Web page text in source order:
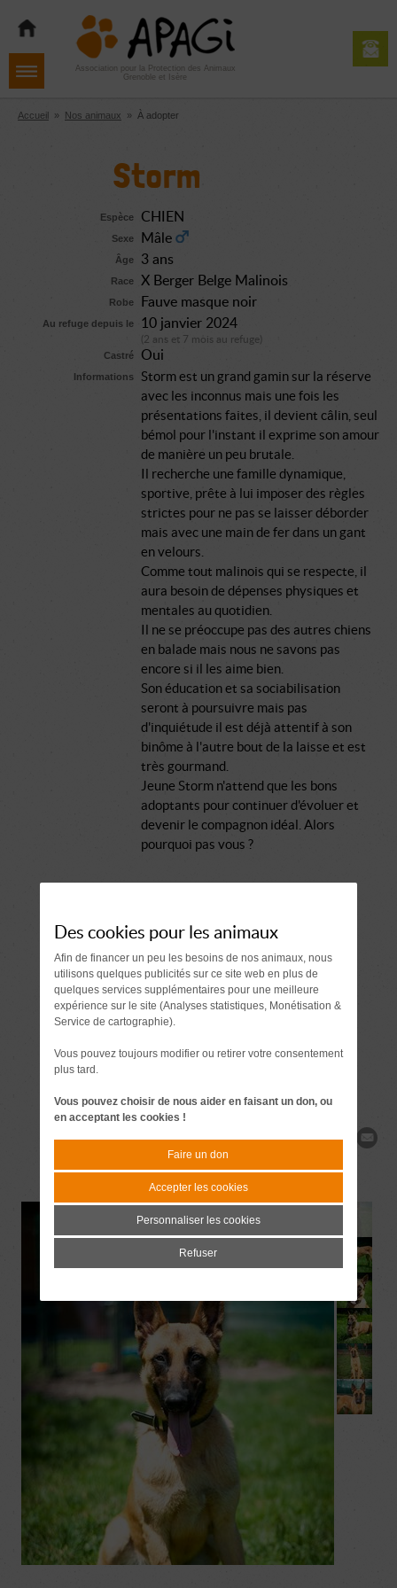
navigation
contenu
Aller
pied
de
Association pour la Protection des Animaux
Grenoble et Isère
Accueil » Nos animaux » À adopter
Storm
Espèce CHIEN
Sexe Mâle
Âge 3 ans
Race X Berger Belge Malinois
Robe Fauve masque noir
Au refuge depuis le 10 janvier 2024
(2 ans et 7 mois au refuge)
Castré
Oui
Informations
Storm est un grand gamin sur la réserve
avec les inconnus mais une fois les
présentations faites, il devient câlin, seul
bémol pour l'instant il exprime son amour
de manière un peu brutale.
Il recherche une famille dynamique,
sportive, prête à lui imposer des règles
strictes pour ne pas se laisser déborder
mais avec une main de fer dans un gant
en velours.
Comme tout malinois qui se respecte, il
aura besoin de dépenses physiques et
mentales au quotidien.
Il ne se préoccupe pas des autres chiens
en balade mais nous ne savons pas
encore si il les aime bien.
Son éducation et sa sociabilisation
seront à poursuivre mais pas
d'inquiétude il est déjà attentif à son
binôme à l'autre bout de la laisse et est
très gourmand.
Jeune Storm n'attend que les bons
adoptants pour continuer d'évoluer et
devenir le compagnon idéal. Alors
pourquoi pas vous ?
Comment se passe une adoption ?
avant l'adoption
Demande de
renseignements
Partager
Des cookies pour les animaux
Afin de financer un peu les besoins de nos animaux, nous
utilisons quelques publicités sur ce site web en plus de
quelques services supplémentaires pour une meilleure
expérience sur le site (Analyses statistiques, Monétisation &
Service de cartographie).
Vous pouvez toujours modifier ou retirer votre consentement
plus tard.
Vous pouvez choisir de nous aider en faisant un don, ou
en acceptant les cookies !
Faire un don
Accepter les cookies
Personnaliser les cookies
Refuser